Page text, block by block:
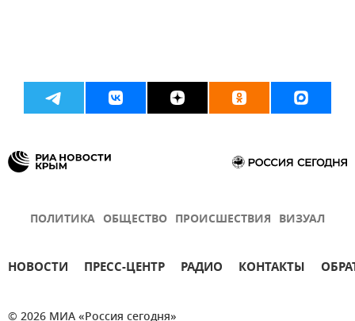
ПОЛИТИКА ОБЩЕСТВО ПРОИСШЕСТВИЯ ВИЗУАЛ
НОВОСТИ ПРЕСС-ЦЕНТР РАДИО КОНТАКТЫ